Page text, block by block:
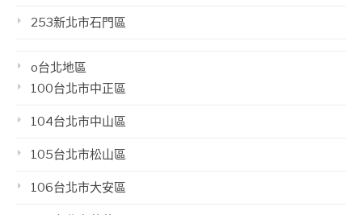
253新北市石門區
o台北地區
100台北市中正區
104台北市中山區
105台北市松山區
106台北市大安區